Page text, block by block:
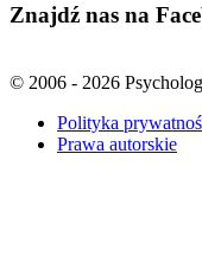
Znajdź nas na
© 2006 - 2026
Polityka
Prawa autorskie